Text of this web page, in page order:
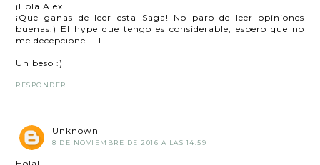
¡Hola Alex!
¡Que ganas de leer esta Saga! No paro de leer opiniones
buenas:) El hype que tengo es considerable, espero que no
me decepcione T.T
Un beso :)
RESPONDER
Unknown
8 DE NOVIEMBRE DE 2016 A LAS 14:59